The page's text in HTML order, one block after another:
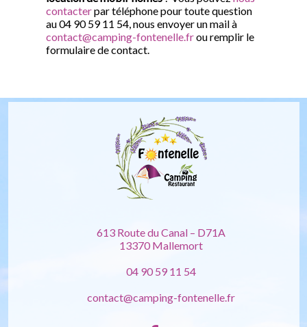
contacterpar téléphone pour toute question
au 04 90 59 11 54, nous envoyer un mail à
contact@camping-fontenelle.frou remplir le
formulaire de contact.
613 Route du Canal – D71A
13370 Mallemort
04 90 59 11 54
contact@camping-fontenelle.fr